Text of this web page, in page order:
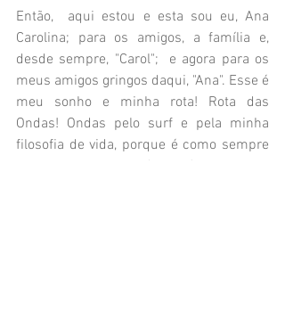
Então,  aqui estou e esta sou eu, Ana
Carolina; para os amigos, a família e,
desde sempre, "Carol";  e agora para os
meus amigos gringos daqui, "Ana". Esse é
meu sonho e minha rota! Rota das
Ondas! Ondas pelo surf e pela minha
filosofia de vida, porque é como sempre
digo: se o mar está flat é porque as